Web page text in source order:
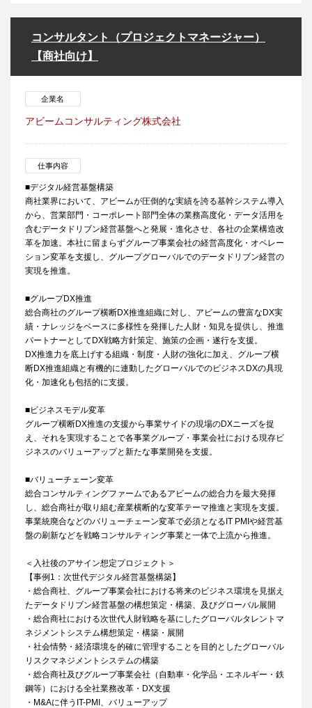
コンサルタント（プロジェクトマネージャー）
【商社向け】
企業名
アビームコンサルティング株式会社
仕事内容
■デジタル経営基盤構築
商社業界において、アビームが圧倒的な実績を誇る基幹システム導入
から、営業部門・コーポレート部門全体の業務高度化・データ活用を
含むデータドリブン経営基盤へと発展・進化させ、各社の企業構造改
革を加速。本社に留まらずグループ事業会社の経営高度化・オペレー
ション変革を支援し、グループグローバルでのデータドリブン経営の
実現を推進。
■グループDX推進
総合商社のグループ横断DX推進組織に対し、アビームの豊富なDX実
績・ナレッジをベースに多様性を発揮した人財・知見を提供し、推進
パートナーとしてDX戦略方針策定、施策の企画・遂行を支援。
DX推進力を底上げする組織・制度・人財の強化に加え、グループ横
断DX推進組織と有機的に連動したグローバルでのビジネスDXの具現
化・加速化も包括的に支援。
■ビジネスモデル変革
グループ横断DX推進の支援から事業サイドの現場のDXニーズを捉
え、それを実現することで各事業グループ・事業会社における現存ビ
ジネスのバリューアップと新たな事業開発を支援。
■バリューチェーン変革
総合コンサルティングファームであるアビームの総合力を最大発揮
し、総合商社が取り組む産業横断的な変革テーマ推進と実現を支援。
事業統廃合などのバリューチェーン変革で必須となるIT PMIや経営基
盤の刷新などを戦略コンサルティング事業と一体で上流から推進。
＜入社後のアサイン想定プロジェクト＞
【事例1：次世代デジタル経営基盤構築】
・総合商社、グループ事業会社における将来のビジネス環境を見据え
たデータドリブン経営基盤の構想策定・構築、及びグローバル展開
・総合商社における次世代人財戦略を基にしたグローバルタレントマ
ネジメントシステム構想策定・構築・展開
・社会情勢・経済環境を的確に管理することを目的としたグローバル
リスクマネジメントシステムの構築
・総合商社及びグループ事業会社（自動車・化学品・エネルギー・鉄
鋼等）における全社業務改革・DX支援
・M&Aに伴うIT-PMI、バリューアップ